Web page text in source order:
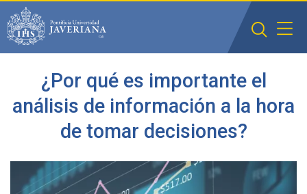
Saltar al contenido principal
¿Por qué es importante el
análisis de información a la hora
de tomar decisiones?